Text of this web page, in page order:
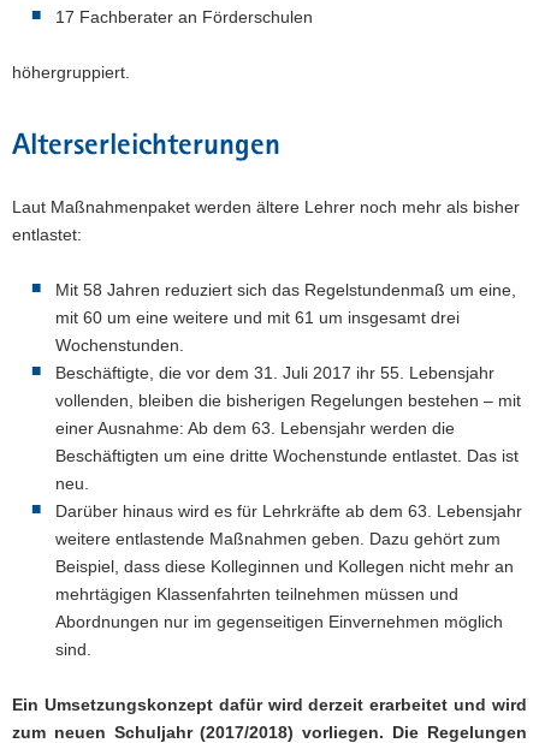
17 Fachberater an Förderschulen
höhergruppiert.
Alterserleichterungen
Laut Maßnahmenpaket werden ältere Lehrer noch mehr als bisher
entlastet:
Mit 58 Jahren reduziert sich das Regelstundenmaß um eine,
mit 60 um eine weitere und mit 61 um insgesamt drei
Wochenstunden.
Beschäftigte, die vor dem 31. Juli 2017 ihr 55. Lebensjahr
vollenden, bleiben die bisherigen Regelungen bestehen – mit
einer Ausnahme: Ab dem 63. Lebensjahr werden die
Beschäftigten um eine dritte Wochenstunde entlastet. Das ist
neu.
Darüber hinaus wird es für Lehrkräfte ab dem 63. Lebensjahr
weitere entlastende Maßnahmen geben. Dazu gehört zum
Beispiel, dass diese Kolleginnen und Kollegen nicht mehr an
mehrtägigen Klassenfahrten teilnehmen müssen und
Abordnungen nur im gegenseitigen Einvernehmen möglich
sind.
Ein Umsetzungskonzept dafür wird derzeit erarbeitet und wird
zum neuen Schuljahr (2017/2018) vorliegen. Die Regelungen